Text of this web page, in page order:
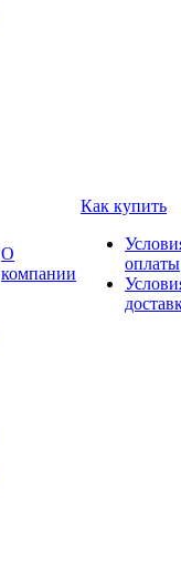
О
компании
Как купить
оплаты